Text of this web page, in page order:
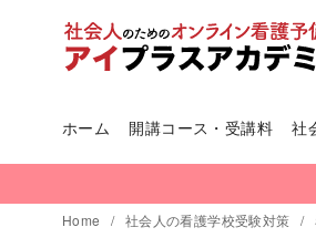
テ
ホーム 開講コース・受講料 社
Home 社会人の看護学校受験対策